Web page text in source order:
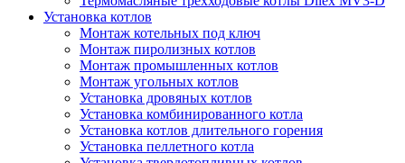
Установка котлов
Монтаж котельных под ключ
Монтаж пиролизных котлов
Монтаж промышленных котлов
Монтаж угольных котлов
Установка дровяных котлов
Установка комбинированного котла
Установка котлов длительного горения
Установка пеллетного котла